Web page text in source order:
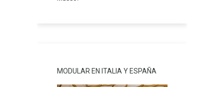
MODULAR EN ITALIA Y ESPAÑA